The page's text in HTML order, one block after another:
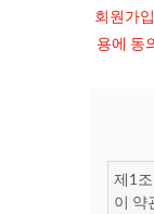
회원가
용에 동